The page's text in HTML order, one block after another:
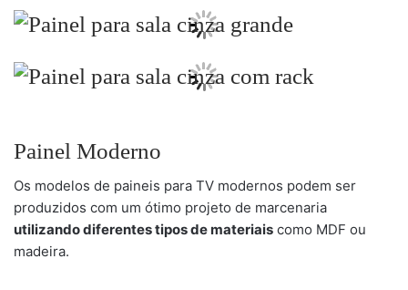
Painel Moderno
Os modelos de paineis para TV modernos podem ser
produzidos com um ótimo projeto de marcenaria
utilizando diferentes tipos de materiais como MDF ou
madeira.